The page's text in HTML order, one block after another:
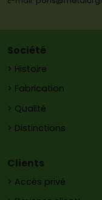
Société
> Histoire
> Fabrication
> Qualité
> Distinctions
Clients
> Accès privé